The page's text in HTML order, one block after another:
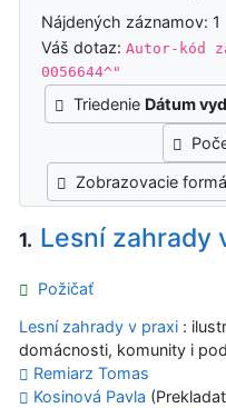
Nájdených záznamov: 1
Váš dotaz:Autor-kód
0056644^"
Triedenie Dátum
Zobrazovacie
1. Lesní zahrady
Požičať
Lesní zahrady v praxi :
domácnosti, komunity i
Remiarz Tomas
Kosinová Pavla